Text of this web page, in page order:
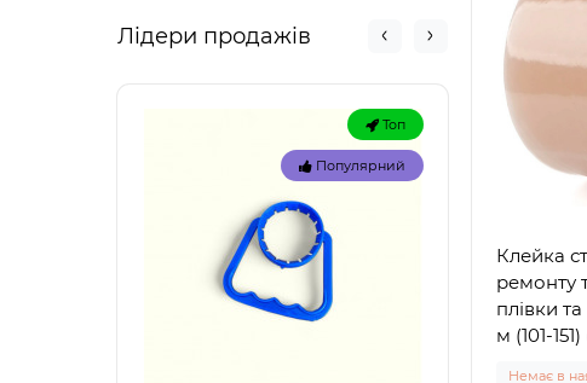
Лідери продажів
Топ
Популярний
Клейка
ремонту
плівки
м (101-
Немає в